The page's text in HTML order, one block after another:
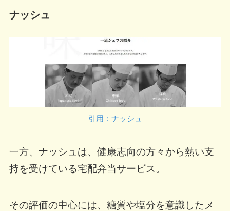
ナッシュ
引用：ナッシュ
一方、ナッシュは、健康志向の方々から熱い支
持を受けている宅配弁当サービス。
その評価の中心には、糖質や塩分を意識したメ